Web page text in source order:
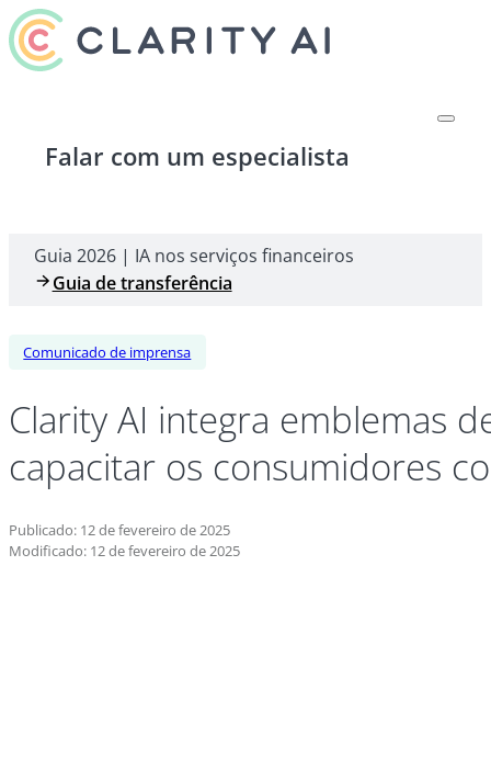
Falar com um especialista
Guia 2026 | IA nos serviços financeiros
Guia de transferência
Comunicado de imprensa
Clarity AI integra emblemas
capacitar os consumidores
Publicado: 12 de fevereiro de 2025
Modificado: 12 de fevereiro de 2025